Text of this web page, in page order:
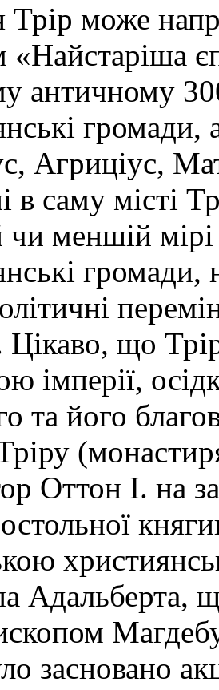
Трір може
«Найстаріша
античному
Агриціус,
в саму місті
чи меншій
громади,
Цікаво, що
імперії,
та його
Оттон І. на
Адальберта,
засновано